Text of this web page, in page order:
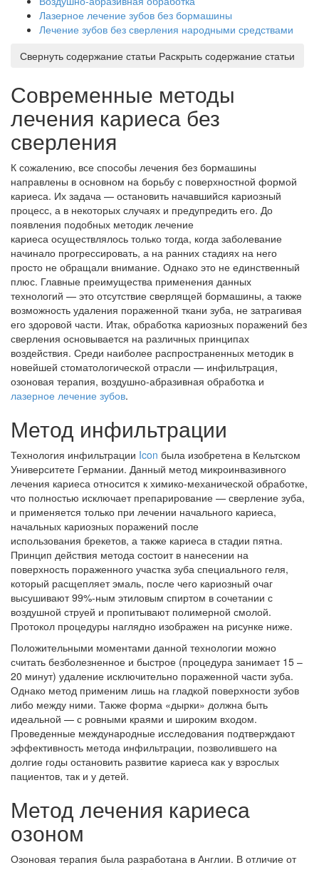
Лазерное лечение зубов без бормашины
Лечение зубов без сверления народными средствами
Свернуть содержание статьи Раскрыть содержание статьи
Современные методы
лечения кариеса без
сверления
К сожалению, все способы лечения без бормашины
направлены в основном на борьбу с поверхностной формой
кариеса. Их задача — остановить начавшийся кариозный
процесс, а в некоторых случаях и предупредить его. До
появления подобных методик лечение
кариеса осуществлялось только тогда, когда заболевание
начинало прогрессировать, а на ранних стадиях на него
просто не обращали внимание. Однако это не единственный
плюс. Главные преимущества применения данных
технологий — это отсутствие сверлящей бормашины, а также
возможность удаления пораженной ткани зуба, не затрагивая
его здоровой части. Итак, обработка кариозных поражений без
сверления основывается на различных принципах
воздействия. Среди наиболее распространенных методик в
новейшей стоматологической отрасли — инфильтрация,
озоновая терапия, воздушно-абразивная обработка и
лазерное лечение зубов.
Метод инфильтрации
Технология инфильтрации Icon была изобретена в Кельтском
Университете Германии. Данный метод микроинвазивного
лечения кариеса относится к химико-механической обработке,
что полностью исключает препарирование — сверление зуба,
и применяется только при лечении начального кариеса,
начальных кариозных поражений после
использования брекетов, а также кариеса в стадии пятна.
Принцип действия метода состоит в нанесении на
поверхность пораженного участка зуба специального геля,
который расщепляет эмаль, после чего кариозный очаг
высушивают 99%-ным этиловым спиртом в сочетании с
воздушной струей и пропитывают полимерной смолой.
Протокол процедуры наглядно изображен на рисунке ниже.
Положительными моментами данной технологии можно
считать безболезненное и быстрое (процедура занимает 15 –
20 минут) удаление исключительно пораженной части зуба.
Однако метод применим лишь на гладкой поверхности зубов
либо между ними. Также форма «дырки» должна быть
идеальной — с ровными краями и широким входом.
Проведенные международные исследования подтверждают
эффективность метода инфильтрации, позволившего на
долгие годы остановить развитие кариеса как у взрослых
пациентов, так и у детей.
Метод лечения кариеса
озоном
Озоновая терапия была разработана в Англии. В отличие от